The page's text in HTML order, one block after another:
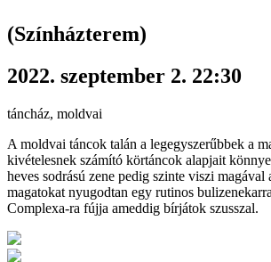
(Színházterem)
2022. szeptember 2. 22:30
táncház, moldvai
A moldvai táncok talán a legegyszerűbbek a
kivételesnek számító körtáncok alapjait
heves sodrású zene pedig szinte viszi
magatokat nyugodtan egy rutinos
Complexa-ra fújja ameddig bírjátok szusszal.